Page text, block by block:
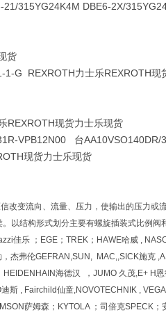
21/315YG24K4M DBE6-2X/
货
G REXROTH力士乐REXROTH现
REXROTH现货力士乐现货
VPB12N00 台AA10VSO140DR/
现货力士乐现货
改变流向、流量、压力，使输出的压力或
以结构形式划分主要有螺旋插装式比例阀
佳乐 ；EGE；TREK；HAWE哈威 ,
杰弗伦GEFRAN,SUN, MAC,,SICK施克
海德汉 ，JUMO 久茂,E+ H
斯 , Fairchild仙童,NOVOTECHNIK ,
萨姆森；KYTOLA ；司倍克SPECK